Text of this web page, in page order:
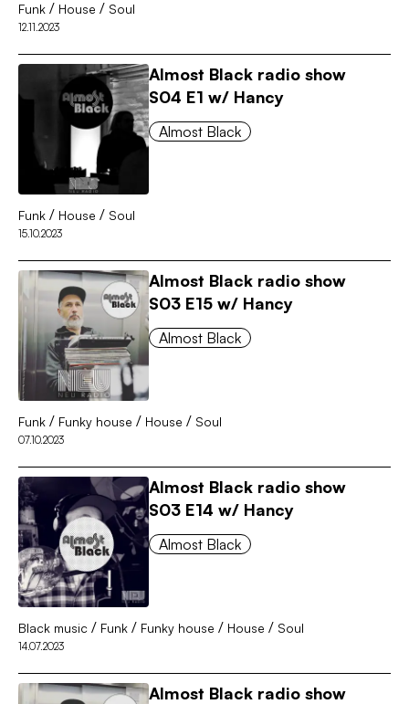
Funk / House / Soul
12.11.2023
Almost Black radio show
S04 E1 w/ Hancy
Almost Black
Funk / House / Soul
15.10.2023
Almost Black radio show
S03 E15 w/ Hancy
Almost Black
Funk / Funky house / House / Soul
07.10.2023
Almost Black radio show
S03 E14 w/ Hancy
Almost Black
Black music / Funk / Funky house / House / Soul
14.07.2023
Almost Black radio show